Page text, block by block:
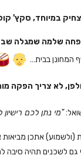
במיוחד, סקץ'
שלמה שמגלה
המחונן בבית…
לא צריך הפקה
"מי נתן לכם
אתכן מביאות
גם לשכנים תהיה סיבה